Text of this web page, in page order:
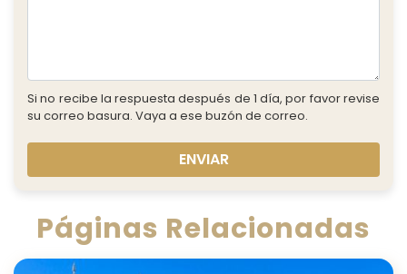
Si no recibe la respuesta después de 1 día, por favor revise
su correo basura. Vaya a ese buzón de correo.
ENVIAR
Páginas Relacionadas